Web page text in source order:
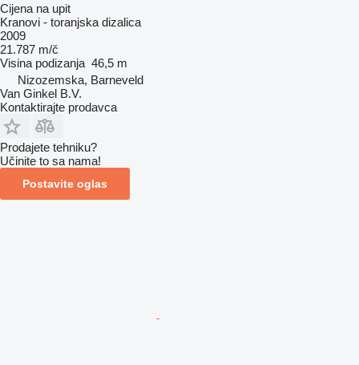
Cijena na upit
Kranovi - toranjska dizalica
2009
21.787 m/č
Visina podizanja 46,5 m
Nizozemska, Barneveld
Van Ginkel B.V.
Kontaktirajte prodavca
Prodajete tehniku?
Učinite to sa nama!
Postavite oglas